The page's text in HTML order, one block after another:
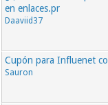
http://
http://
http://
http://
http://
http://
en enlaces.pr
Daaviid37
Cupón para Influenet
Sauron